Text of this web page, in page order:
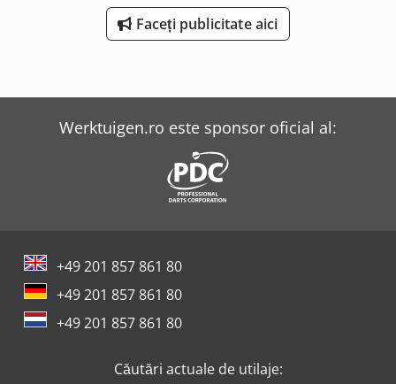
Faceți publicitate aici
Werktuigen.ro este sponsor oficial al:
+49 201 857 861 80
+49 201 857 861 80
+49 201 857 861 80
Căutări actuale de utilaje: